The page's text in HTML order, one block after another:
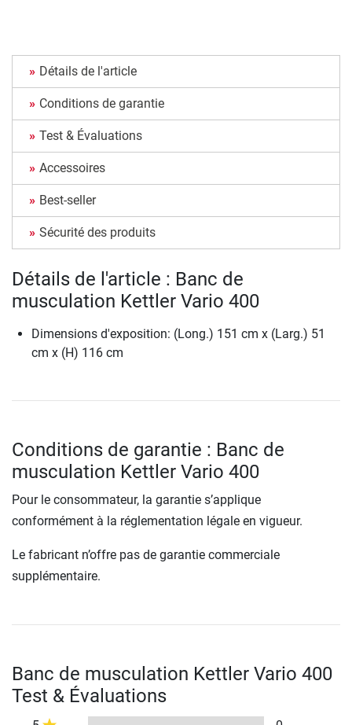
Détails de l'article
Conditions de garantie
Test & Évaluations
Accessoires
Best-seller
Sécurité des produits
Détails de l'article : Banc de
musculation Kettler Vario 400
Dimensions d'exposition: (Long.) 151 cm x (Larg.) 51
cm x (H) 116 cm
Conditions de garantie : Banc de
musculation Kettler Vario 400
Pour le consommateur, la garantie s’applique
conformément à la réglementation légale en vigueur.
Le fabricant n’offre pas de garantie commerciale
supplémentaire.
Banc de musculation Kettler Vario 400
Test & Évaluations